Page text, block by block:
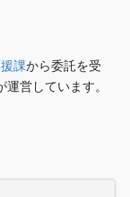
課から委託を受
運営しています。